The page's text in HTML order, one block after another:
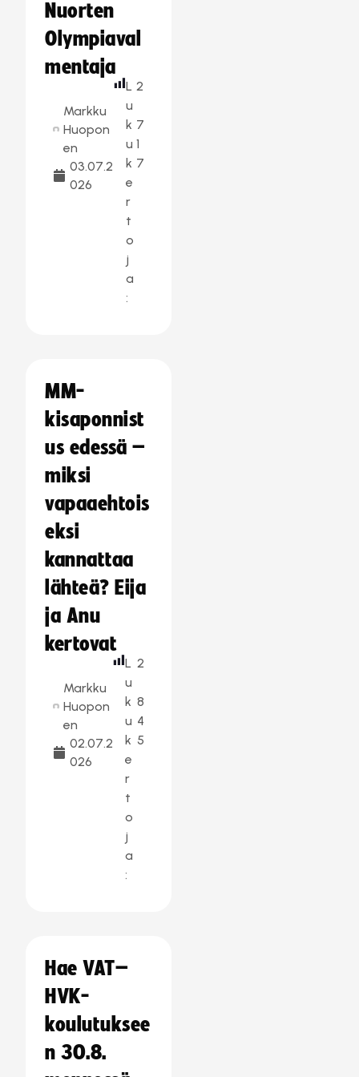
Nuorten
Olympiaval
mentaja
Markku
Huopon
en
03.07.2
026
L
u
k
u
k
e
r
t
o
j
a
:
2
7
1
7
MM-
kisaponnist
us edessä –
miksi
vapaaehtois
eksi
kannattaa
lähteä? Eija
ja Anu
kertovat
Markku
Huopon
en
02.07.2
026
L
u
k
u
k
e
r
t
o
j
a
:
2
8
4
5
Hae VAT–
HVK-
koulutuksee
n 30.8.